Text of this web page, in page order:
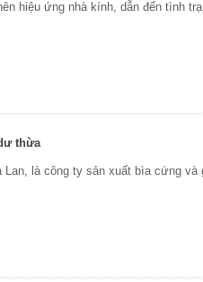
hiệu ứng nhà kính, dẫn đến tình
thừa
Lan, là công ty sản xuất bìa cứng và